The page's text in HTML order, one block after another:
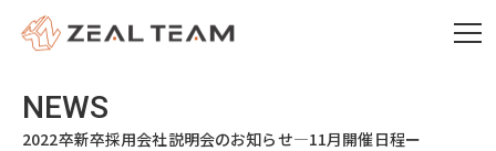
2022卒新卒採用会社説明会のお知らせ―11月開催日程ー